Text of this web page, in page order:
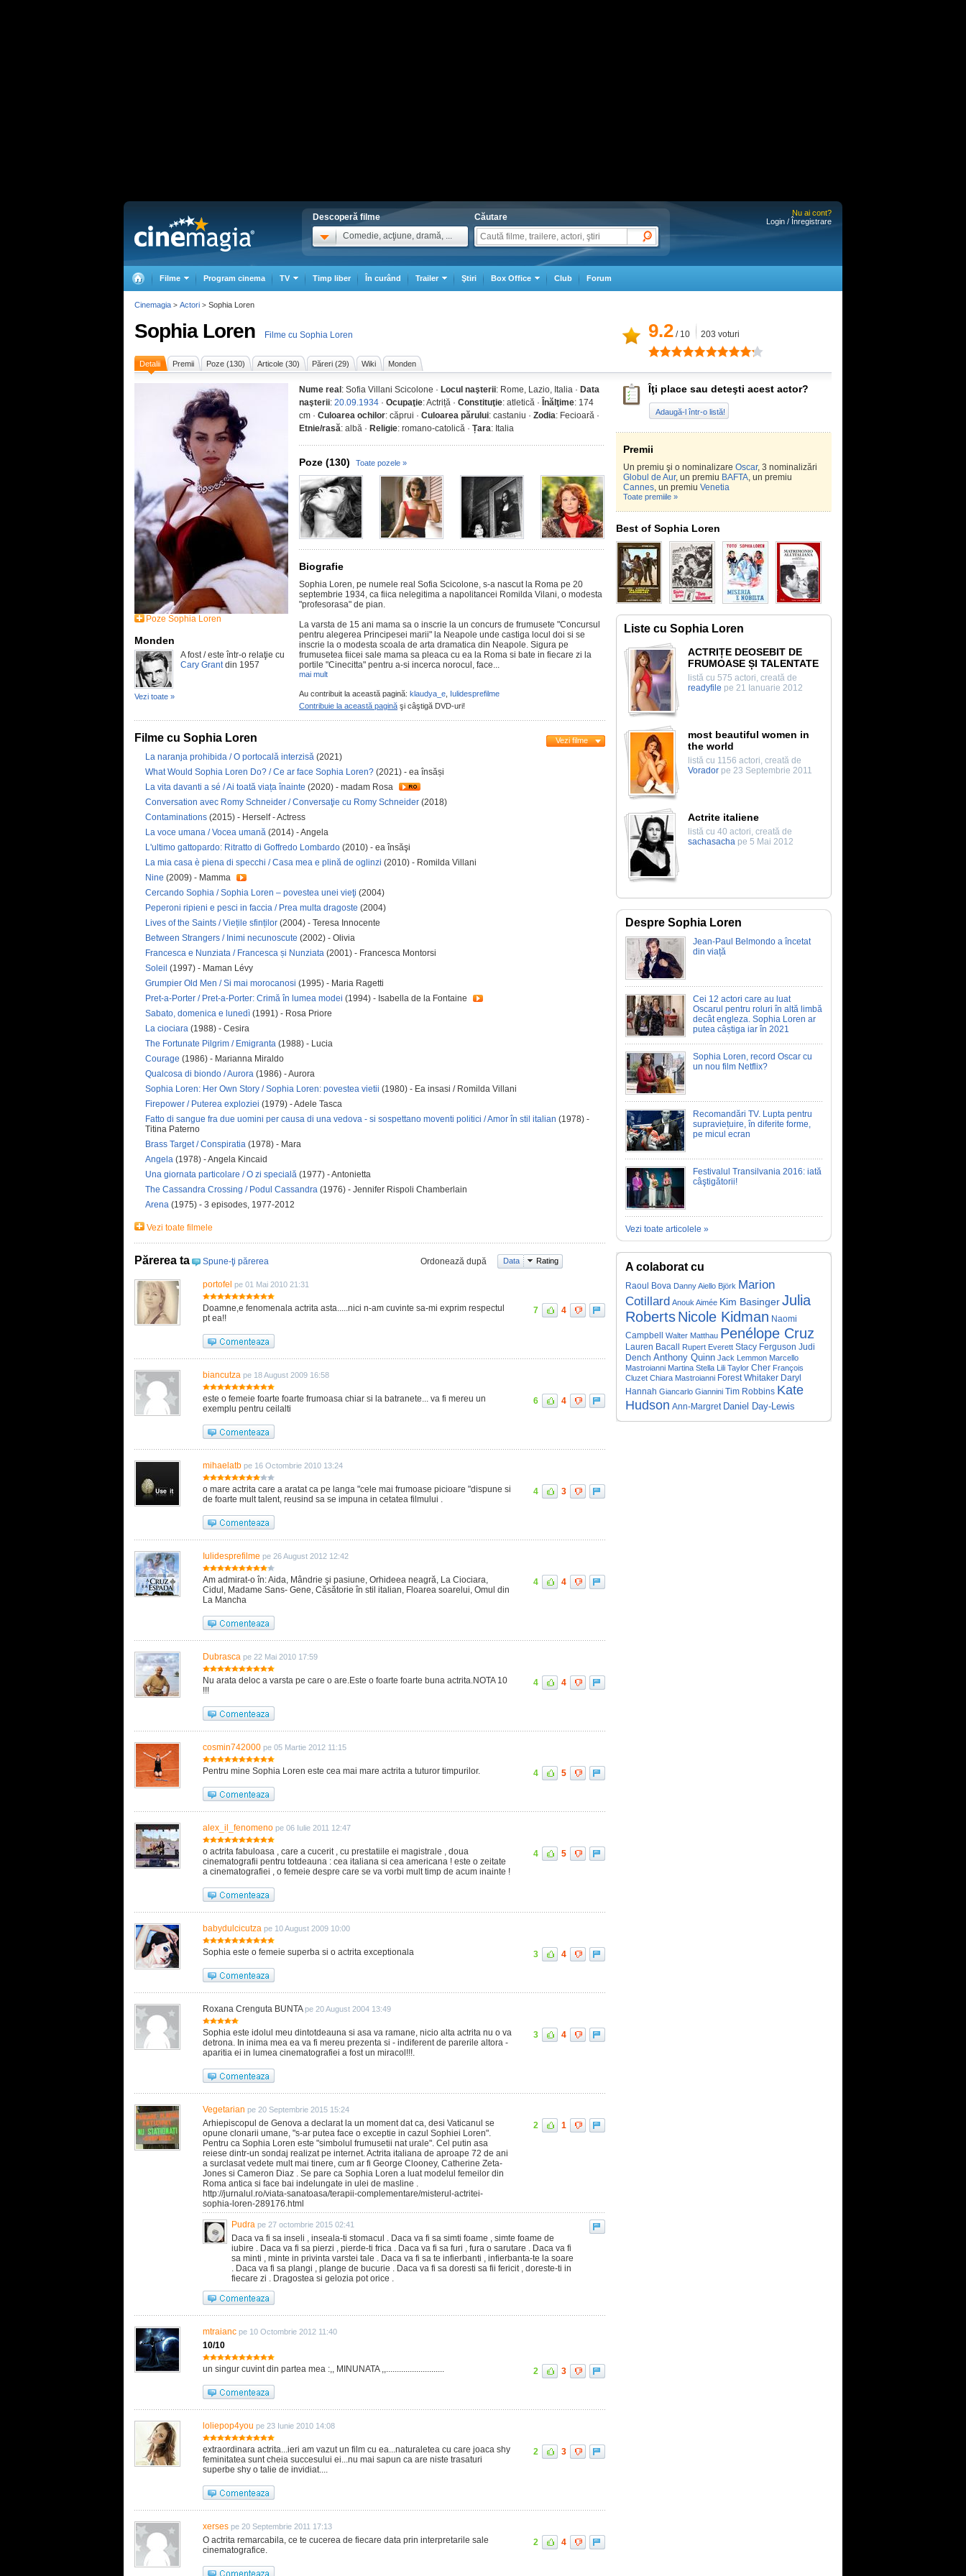
Descoperă filme
Comedie, acţiune, dramă, ...
Căutare
Nu ai cont?
Login / Înregistrare
Filme Program cinema TV Timp liber În curând Trailer Ştiri Box Office Club Forum
Sophia Loren Filme cu Sophia Loren 9.2 / 10 203 voturi
Detalii Premii Poze (130) Articole (30) Păreri (29) Wiki Monden
Poze Sophia Loren
Monden
A fost / este într-o relaţie cu
Cary Grantdin 1957
Vezi toate »
Nume real : Sofia Villani Scicolone · Locul naşterii: Rome, Lazio, Italia · Data
naşterii: 20.09.1934 · Ocupaţie: Actriță · Constituţie: atletică · Înălţime: 174
cm · Culoarea ochilor: căprui · Culoarea părului: castaniu · Zodia: Fecioară ·
Etnie/rasă: albă · Religie: romano-catolică · Țara: Italia
Poze (130) Toate pozele »
Biografie
Sophia Loren, pe numele real Sofia Scicolone, s-a nascut la Roma pe 20
septembrie 1934, ca fiica nelegitima a napolitancei Romilda Vilani, o modesta
"profesorasa" de pian.
La varsta de 15 ani mama sa o inscrie la un concurs de frumusete "Concursul
pentru alegerea Principesei marii" la Neapole unde castiga locul doi si se
inscrie la o modesta scoala de arta dramatica din Neapole. Sigura pe
frumusetea fiicei sale mama sa pleaca cu ea la Roma si bate in fiecare zi la
portile "Cinecitta" pentru a-si incerca norocul, face...
mai mult
Au contribuit la această pagină: klaudya_e Iulidesprefilme
Contribuie la această pagină şi câştigă DVD-uri!
Filme cu Sophia Loren Vezi filme
La naranja prohibida / O portocală interzisă (2021)
What Would Sophia Loren Do? / Ce ar face Sophia Loren? (2021) - ea însăși
La vita davanti a sé / Ai toată viața înainte (2020) - madam Rosa
Conversation avec Romy Schneider / Conversaţie cu Romy Schneider (2018)
Contaminations (2015) - Herself - Actress
La voce umana / Vocea umană (2014) - Angela
L'ultimo gattopardo: Ritratto di Goffredo Lombardo (2010) - ea însăşi
La mia casa è piena di specchi / Casa mea e plină de oglinzi (2010) - Romilda Villani
Nine (2009) - Mamma
Cercando Sophia / Sophia Loren – povestea unei vieţi (2004)
Peperoni ripieni e pesci in faccia / Prea multa dragoste (2004)
Lives of the Saints / Viețile sfinților (2004) - Teresa Innocente
Between Strangers / Inimi necunoscute (2002) - Olivia
Francesca e Nunziata / Francesca și Nunziata (2001) - Francesca Montorsi
Soleil (1997) - Maman Lévy
Grumpier Old Men / Si mai morocanosi (1995) - Maria Ragetti
Pret-a-Porter / Pret-a-Porter: Crimă în lumea modei (1994) - Isabella de la Fontaine
Sabato, domenica e lunedì (1991) - Rosa Priore
La ciociara (1988) - Cesira
The Fortunate Pilgrim / Emigranta (1988) - Lucia
Courage (1986) - Marianna Miraldo
Qualcosa di biondo / Aurora (1986) - Aurora
Sophia Loren: Her Own Story / Sophia Loren: povestea vietii (1980) - Ea insasi / Romilda Villani
Firepower / Puterea exploziei (1979) - Adele Tasca
Fatto di sangue fra due uomini per causa di una vedova - si sospettano moventi politici / Amor în stil italian (1978) -
Titina Paterno
Brass Target / Conspiratia (1978) - Mara
Angela (1978) - Angela Kincaid
Una giornata particolare / O zi specială (1977) - Antonietta
The Cassandra Crossing / Podul Cassandra (1976) - Jennifer Rispoli Chamberlain
Arena (1975) - 3 episodes, 1977-2012
Vezi toate filmele
Părerea ta Spune-ţi părerea Ordonează după Data Rating
portofel pe 01 Mai 2010 21:31
Doamne,e fenomenala actrita asta.....nici n-am cuvinte sa-mi exprim respectul
pt ea!!
7 4
biancutza pe 18 August 2009 16:58
este o femeie foarte foarte frumoasa chiar si la batranete... va fi mereu un
exemplu pentru ceilalti
6 4
mihaelatb pe 16 Octombrie 2010 13:24
o mare actrita care a aratat ca pe langa "cele mai frumoase picioare "dispune si
de foarte mult talent, reusind sa se impuna in cetatea filmului .
4 3
Iulidesprefilme pe 26 August 2012 12:42
Am admirat-o în: Aida, Mândrie şi pasiune, Orhideea neagră, La Ciociara,
Cidul, Madame Sans- Gene, Căsătorie în stil italian, Floarea soarelui, Omul din
La Mancha
4 4
Dubrasca pe 22 Mai 2010 17:59
Nu arata deloc a varsta pe care o are.Este o foarte foarte buna actrita.NOTA 10
!!!
4 4
cosmin742000 pe 05 Martie 2012 11:15
Pentru mine Sophia Loren este cea mai mare actrita a tuturor timpurilor. 4 5
alex_il_fenomeno pe 06 Iulie 2011 12:47
o actrita fabuloasa , care a cucerit , cu prestatiile ei magistrale , doua
cinematografii pentru totdeauna : cea italiana si cea americana ! este o zeitate
a cinematografiei , o femeie despre care se va vorbi mult timp de acum inainte !
4 5
babydulcicutza pe 10 August 2009 10:00
Sophia este o femeie superba si o actrita exceptionala 3 4
Roxana Crenguta BUNTA pe 20 August 2004 13:49
Sophia este idolul meu dintotdeauna si asa va ramane, nicio alta actrita nu o va
detrona. In inima mea ea va fi mereu prezenta si - indiferent de parerile altora -
aparitia ei in lumea cinematografiei a fost un miracol!!!.
3 4
Vegetarian pe 20 Septembrie 2015 15:24
Arhiepiscopul de Genova a declarat la un moment dat ca, desi Vaticanul se
opune clonarii umane, "s-ar putea face o exceptie in cazul Sophiei Loren".
Pentru ca Sophia Loren este "simbolul frumusetii nat urale". Cel putin asa
reiese dintr-un sondaj realizat pe internet. Actrita italiana de aproape 72 de ani
a surclasat vedete mult mai tinere, cum ar fi George Clooney, Catherine Zeta-
Jones si Cameron Diaz . Se pare ca Sophia Loren a luat modelul femeilor din
Roma antica si face bai indelungate in ulei de masline .
http://jurnalul.ro/viata-sanatoasa/terapii-complementare/misterul-actritei-
sophia-loren-289176.html
2 1
Pudra pe 27 octombrie 2015 02:41
Daca va fi sa inseli , inseala-ti stomacul . Daca va fi sa simti foame , simte foame de
iubire . Daca va fi sa pierzi , pierde-ti frica . Daca va fi sa furi , fura o sarutare . Daca va fi
sa minti , minte in privinta varstei tale . Daca va fi sa te infierbanti , infierbanta-te la soare
. Daca va fi sa plangi , plange de bucurie . Daca va fi sa doresti sa fii fericit , doreste-ti in
fiecare zi . Dragostea si gelozia pot orice .
mtraianc pe 10 Octombrie 2012 11:40
10/10
un singur cuvint din partea mea :,, MINUNATA ,,........................... 2 3
loliepop4you pe 23 Iunie 2010 14:08
extraordinara actrita...ieri am vazut un film cu ea...naturaletea cu care joaca shy
feminitatea sunt cheia succesului ei...nu mai sapun ca are niste trasaturi
superbe shy o talie de invidiat....
2 3
xerses pe 20 Septembrie 2011 17:13
O actrita remarcabila, ce te cucerea de fiecare data prin interpretarile sale
cinematografice.
2 4
Îţi place sau deteşti acest actor?
Adaugă-l într-o listă!
Premii
Un premiu şi o nominalizare Oscar, 3 nominalizări
Globul de Aur, un premiu BAFTA, un premiu
Cannes, un premiu Venetia
Toate premiile »
Best of Sophia Loren
Liste cu Sophia Loren
ACTRIȚE DEOSEBIT DE
FRUMOASE ȘI TALENTATE
listă cu 575 actori, creată de
readyfile pe 21 Ianuarie 2012
most beautiful women in
the world
listă cu 1156 actori, creată de
Vorador pe 23 Septembrie 2011
Actrite italiene
listă cu 40 actori, creată de
sachasacha pe 5 Mai 2012
Despre Sophia Loren
Jean-Paul Belmondo a încetat
din viață
Cei 12 actori care au luat
Oscarul pentru roluri în altă limbă
decât engleza. Sophia Loren ar
putea câștiga iar în 2021
Sophia Loren, record Oscar cu
un nou film Netflix?
Recomandări TV. Lupta pentru
supraviețuire, în diferite forme,
pe micul ecran
Festivalul Transilvania 2016: iată
câştigătorii!
Vezi toate articolele »
A colaborat cu
Raoul Bova Danny Aiello Björk Marion
Cotillard Anouk Aimée Kim BasingerJulia
RobertsNicole Kidman Naomi
Campbell Walter Matthau Penélope Cruz
Lauren Bacall Rupert Everett Stacy Ferguson Judi
Dench Anthony Quinn Jack Lemmon Marcello
Mastroianni Martina Stella Lili Taylor Cher François
Cluzet Chiara Mastroianni Forest Whitaker Daryl
Hannah Giancarlo Giannini Tim Robbins Kate
Hudson Ann-Margret Daniel Day-Lewis
Cinemagia > Actori > Sophia Loren